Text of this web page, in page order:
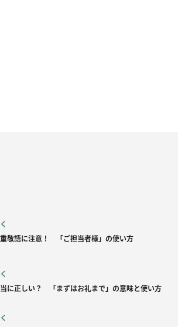
敬語に注意！ 「ご担当者様」の使い方
に正しい？ 「まずはお礼まで」の意味と使い方